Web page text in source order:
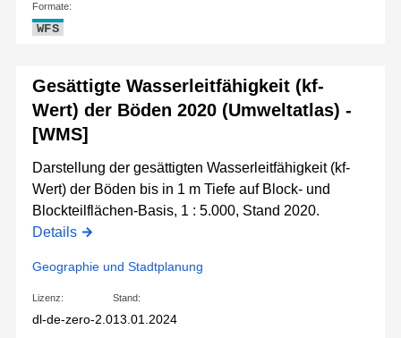
Formate:
WFS
Gesättigte Wasserleitfähigkeit (kf-
Wert) der Böden 2020 (Umweltatlas) -
[WMS]
Darstellung der gesättigten Wasserleitfähigkeit (kf-
Wert) der Böden bis in 1 m Tiefe auf Block- und
Blockteilflächen-Basis, 1 : 5.000, Stand 2020.
Details
Geographie und Stadtplanung
Lizenz:
dl-de-zero-2.0
Stand:
13.01.2024